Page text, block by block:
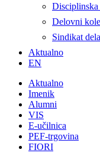
Disciplinska
Delovni
Sindikat
Aktualno
EN
Aktualno
Imenik
Alumni
VIS
E-učilnica
PEF-trgovina
FIORI